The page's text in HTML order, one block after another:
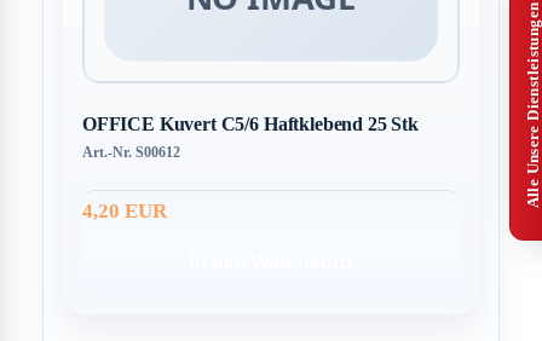
OFFICE Kuvert C5/6 Haftklebend 25 Stk
Art.-Nr. S00612
4,20 EUR
Alle Unsere Dienstleistungen